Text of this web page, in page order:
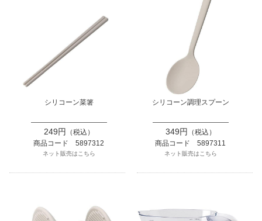
シリコーン菜箸
249円
（税込）
商品コード 5897312
ネット販売はこちら
シリコーン調理スプーン
349円
（税込）
商品コード 5897311
ネット販売はこちら